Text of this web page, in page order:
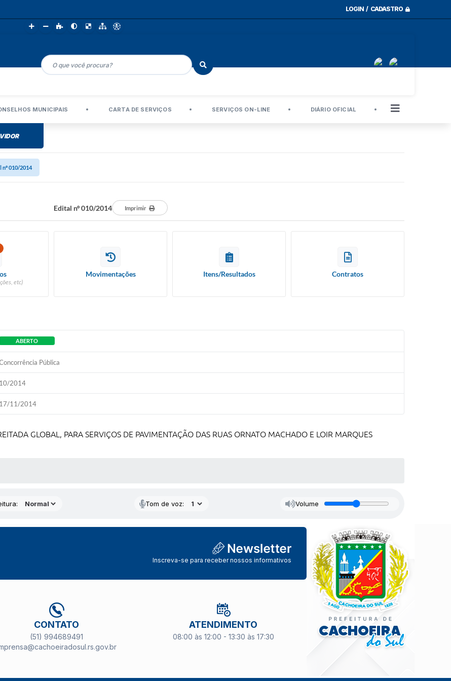
LOGIN / CADASTRO
MUNICIPAIS CARTA DE SERVIÇOS SERVIÇOS ON-LINE DIÁRIO OFICIAL
nº 010/2014
Edital nº 010/2014 Imprimir
etc)
Movimentações Itens/Resultados Contratos
ABERTO
Pública
10/2014
17/11/2014
GLOBAL, PARA SERVIÇOS DE PAVIMENTAÇÃO DAS RUAS ORNATO MACHADO E LOIR MARQUES
Tom de voz: Volume
Inscreva-se para receber nossos informativos
CONTATO
(51) 994689491
ATENDIMENTO
08:00 às 12:00 - 13:30 às 17:30